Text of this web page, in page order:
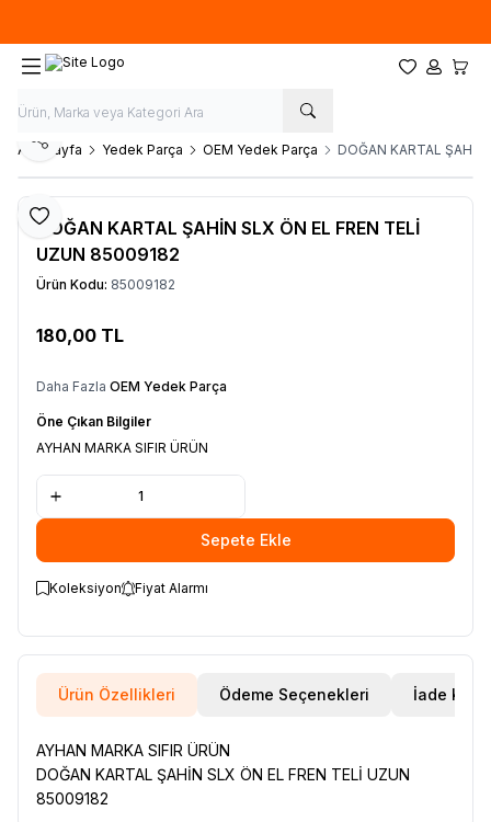
Favorilerim
Hesabım
Ana Sayfa Yedek Parça OEM Yedek Parça DOĞAN KARTAL
Favoriye Ekle
Paylaş
DOĞAN KARTAL ŞAHİN SLX ÖN EL FREN TELİ
UZUN 85009182
Ürün Kodu: 85009182
180,00 TL
Daha Fazla OEM Yedek Parça
Öne Çıkan Bilgiler
AYHAN MARKA SIFIR ÜRÜN
Sepete Ekle
Koleksiyon Fiyat Alarmı
Ürün Özellikleri Ödeme Seçenekleri İade
AYHAN MARKA SIFIR ÜRÜN
DOĞAN KARTAL ŞAHİN SLX ÖN EL FREN TELİ UZUN
85009182